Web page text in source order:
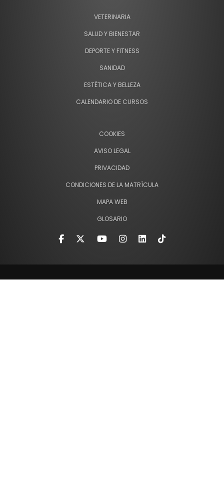
VETERINARIA
SALUD Y BIENESTAR
DEPORTE Y FITNESS
SANIDAD
ESTÉTICA Y BELLEZA
CALENDARIO DE CURSOS
COOKIES
AVISO LEGAL
PRIVACIDAD
CONDICIONES DE LA MATRÍCULA
MAPA WEB
GLOSARIO